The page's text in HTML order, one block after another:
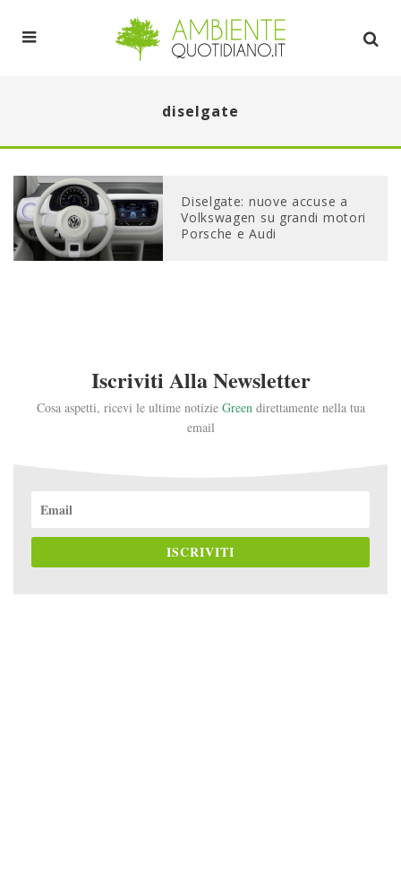
diselgate
Diselgate: nuove accuse a
Volkswagen su grandi motori
Porsche e Audi
Iscriviti Alla Newsletter
Cosa aspetti, ricevi le ultime notizie Greendirettamente nella tua
email
ISCRIVITI